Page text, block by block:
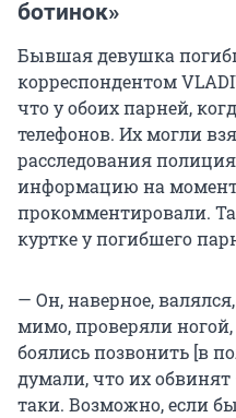
ботинок»
Бывшая девушка
корреспондентом
что у обоих парней,
телефонов. Их могли
расследования
информацию на
прокомментировали.
куртке у погибшего
— Он, наверное,
мимо, проверяли
боялись позвонить [в
думали, что их
таки. Возможно, если